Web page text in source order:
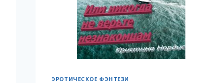
ЭРОТИЧЕСКОЕ ФЭНТЕЗИ